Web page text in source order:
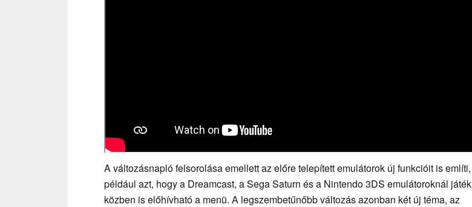
A változásnapló felsorolása emellett az előre telepített emulátorok új funkcióit is említi,
például azt, hogy a Dreamcast, a Sega Saturn és a Nintendo 3DS emulátoroknál játék
közben is előhívható a menü. A legszembetűnőbb változás azonban két új téma, az